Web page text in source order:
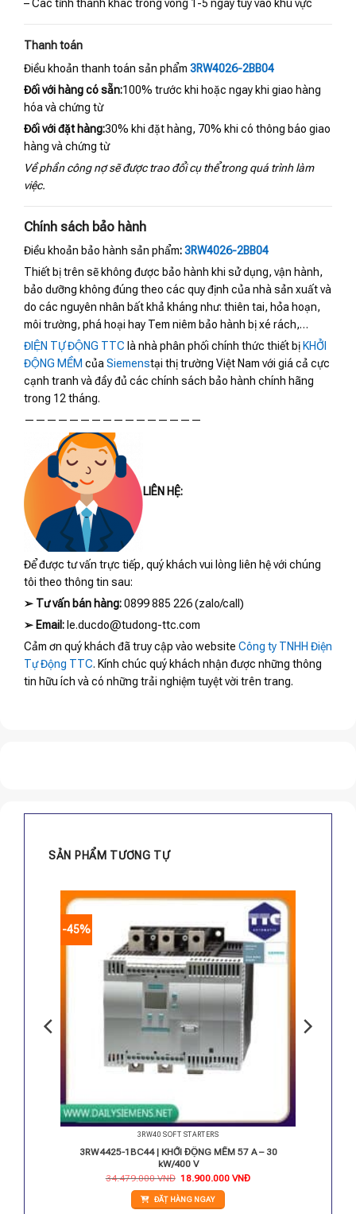
– Các tỉnh thành khác trong vòng 1-5 ngày tùy vào khu vực
Thanh toán
Điều khoản thanh toán sản phẩm 3RW4026-2BB04
Đối với hàng có sẵn:100% trước khi hoặc ngay khi giao hàng
hóa và chứng từ
Đối với đặt hàng:30% khi đặt hàng, 70% khi có thông báo giao
hàng và chứng từ
Về phần công nợ sẽ được trao đổi cụ thể trong quá trình làm
việc.
Chính sách bảo hành
Điều khoản bảo hành sản phẩm:3RW4026-2BB04
Thiết bị trên sẽ không được bảo hành khi sử dụng, vận hành,
bảo dưỡng không đúng theo các quy định của nhà sản xuất và
do các nguyên nhân bất khả kháng như: thiên tai, hỏa hoạn,
môi trường, phá hoại hay Tem niêm bảo hành bị xé rách,…
ĐIỆN TỰ ĐỘNG TTC là nhà phân phối chính thức thiết bị KHỞI
ĐỘNG MỀM củaSiemenstại thị trường Việt Nam với giá cả cực
cạnh tranh và đầy đủ các chính sách bảo hành chính hãng
trong 12 tháng.
————————————————
LIÊN HỆ:
Để được tư vấn trực tiếp, quý khách vui lòng liên hệ với chúng
tôi theo thông tin sau:
➢ Tư vấn bán hàng:0899 885 226 (zalo/call)
➢ Email: le.ducdo@tudong-ttc.com
Cảm ơn quý khách đã truy cập vào website Công ty TNHH Điện
Tự Động TTC. Kính chúc quý khách nhận được những thông
tin hữu ích và có những trải nghiệm tuyệt vời trên trang.
SẢN PHẨM TƯƠNG TỰ
-45%
3RW40 SOFT STARTERS
3RW4425-1BC44 | KHỞI ĐỘNG MỀM 57 A – 30
kW/400 V
34.479.000VNĐ Giá
là:
34.479.000 VNĐ.
18.900.000VNĐGiá
ĐẶT HÀNG NGAY